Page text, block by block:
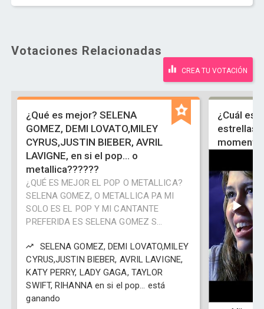
Votaciones Relacionadas
CREA TU VOTACIÓN
¿Qué es mejor? SELENA
GOMEZ, DEMI LOVATO,MILEY
CYRUS,JUSTIN BIEBER, AVRIL
LAVIGNE, en si el pop... o
metallica??????
¿QUÉ ES MEJOR EL POP O METALLICA?
SELENA GOMEZ, O METALLICA PA MI
SOLO ES EL POP Y MI CANTANTE
PREFERIDA ES SELENA GOMEZ S...
SELENA GOMEZ, DEMI LOVATO,MILEY
CYRUS,JUSTIN BIEBER, AVRIL LAVIGNE,
KATY PERRY, LADY GAGA, TAYLOR
SWIFT, RIHANNA en si el pop... está
ganando
¿Cuál es
estrellas